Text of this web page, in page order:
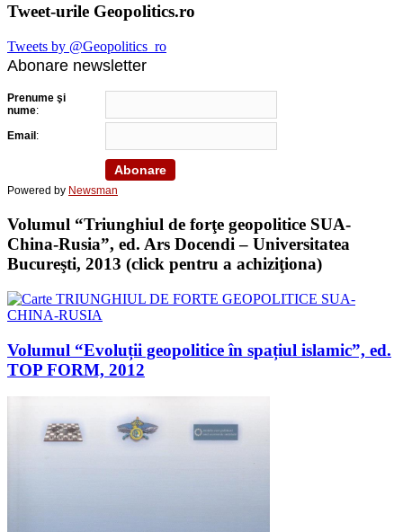
Tweet-urile Geopolitics.ro
Tweets by @Geopolitics_ro
Abonare newsletter
Prenume şi
nume:
Email:
Powered by Newsman
Volumul “Triunghiul de forţe geopolitice SUA-
China-Rusia”, ed. Ars Docendi – Universitatea
Bucureşti, 2013 (click pentru a achiziţiona)
Volumul “Evoluții geopolitice în spațiul islamic”, ed.
TOP FORM, 2012